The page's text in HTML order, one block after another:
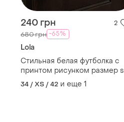
240 грн 2
680 грн -65%
Lola
Стильная белая футболка с
принтом рисунком размер s
34 / XS / 42 и еще 1